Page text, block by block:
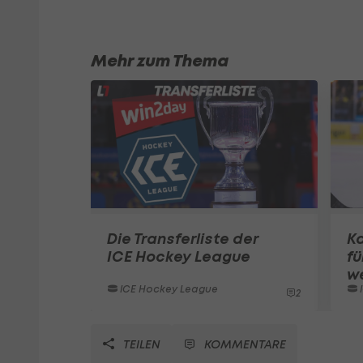
Mehr zum Thema
Die Transferliste der
ICE Hockey League
ICE Hockey League 2
TEILEN KOMMENTARE